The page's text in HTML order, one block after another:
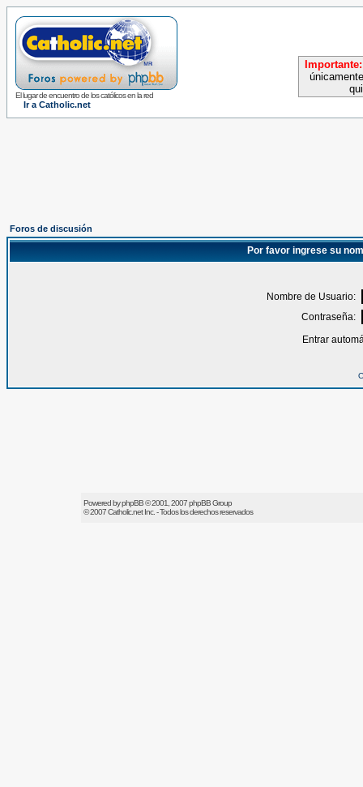
El lugar de encuentro de los católicos en la red
Ir a Catholic.net
Importante:
Foros de discusión
Por favor ingrese su
Nombre de Usuario:
Contraseña:
Entrar
Powered byphpBB© 2001, 2007 phpBB Group
© 2007Catholic.netInc. - Todos los derechos reservados